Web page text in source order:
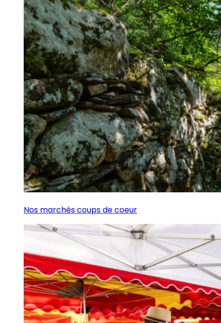
Nos marchés coups de coeur